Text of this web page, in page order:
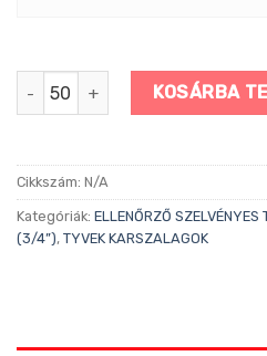
Narancssárga színűKOSÁRBA
Cikkszám: N/A
Kategóriák: ELLENŐRZŐ
(3/4”), TYVEK KARSZALAGOK